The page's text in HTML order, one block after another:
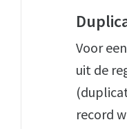
Voor
uit de
record